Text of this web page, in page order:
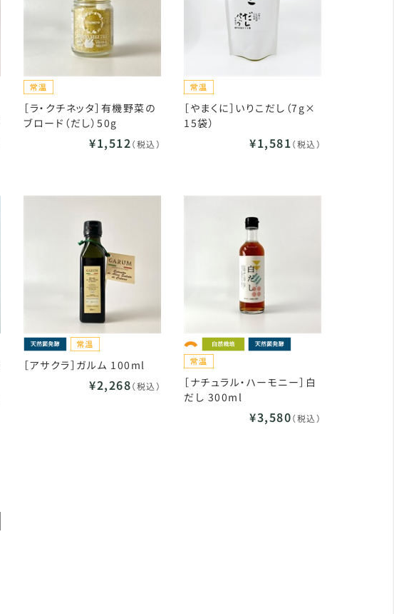
［ラ・クチネッタ］有機野菜の
ブロード（だし）50g
¥1,512（税込）
［やまくに］いりこだし（7g×
15袋）
¥1,581（税込）
［アサクラ］ガルム 100ml
¥2,268（税込）
［ナチュラル・ハーモニー］白
だし 300ml
¥3,580（税込）